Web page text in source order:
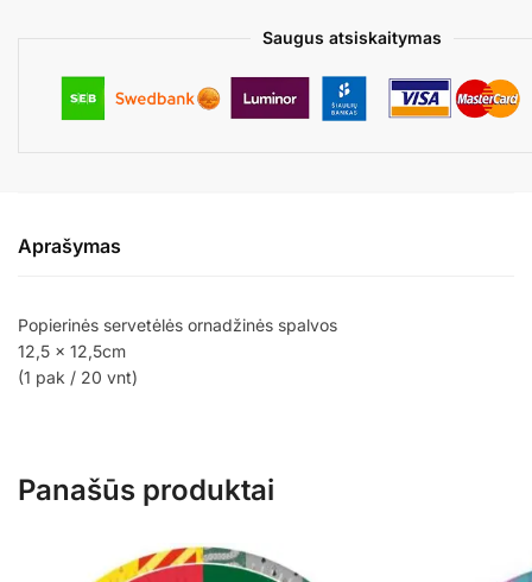
Saugus atsiskaitymas
Aprašymas
Popierinės servetėlės ornadžinės spalvos
12,5 x 12,5cm
(1 pak / 20 vnt)
Panašūs produktai